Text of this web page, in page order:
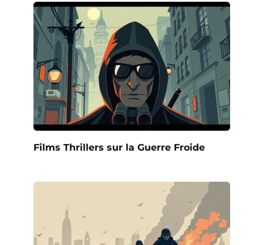
Films Thrillers sur la Guerre Froide